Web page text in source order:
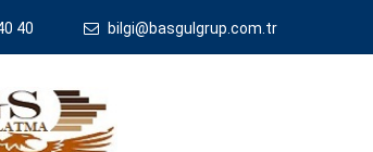
40 bilgi@basgulgrup.com.tr